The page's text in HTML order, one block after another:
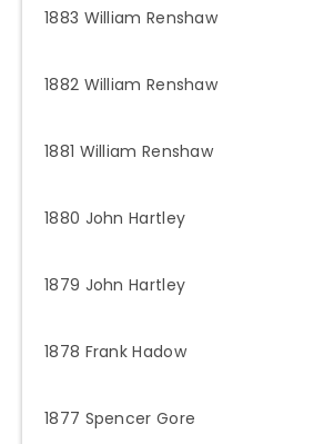
1883 William Renshaw
1882 William Renshaw
1881 William Renshaw
1880 John Hartley
1879 John Hartley
1878 Frank Hadow
1877 Spencer Gore